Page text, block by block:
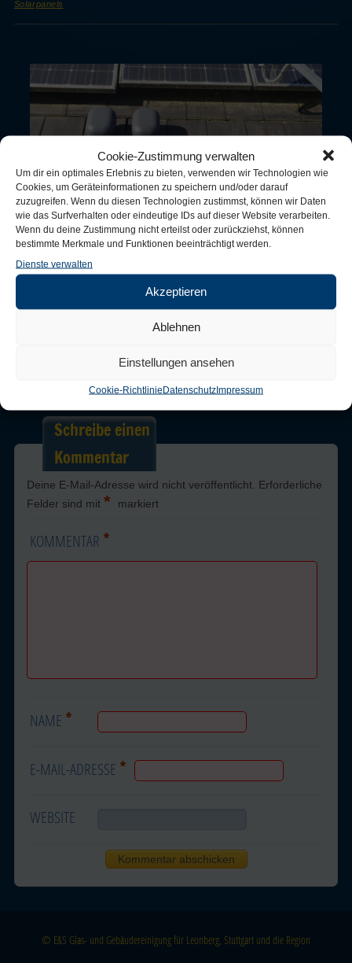
Cookie-Zustimmung verwalten
Um dir ein optimales Erlebnis zu bieten, verwenden wir Technologien wie
Cookies, um Geräteinformationen zu speichern und/oder darauf
zuzugreifen. Wenn du diesen Technologien zustimmst, können wir Daten
wie das Surfverhalten oder eindeutige IDs auf dieser Website verarbeiten.
Wenn du deine Zustimmung nicht erteilst oder zurückziehst, können
bestimmte Merkmale und Funktionen beeinträchtigt werden.
Dienste verwalten
Akzeptieren
Ablehnen
Einstellungen ansehen
Cookie-RichtlinieDatenschutzImpressum
Solarpanels
Trackbacks are closed, but you can
Schreibe einen
Kommentar
Deine E-Mail-Adresse wird nicht veröffentlicht. Erforderliche
Felder sind mit * markiert
KOMMENTAR *
NAME *
E-MAIL-ADRESSE *
WEBSITE
© E&S Glas- und Gebäudereinigung für Leonberg, Stuttgart und die Region